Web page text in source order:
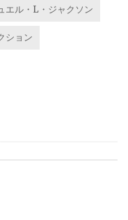
エル・L・ジャクソン
ション